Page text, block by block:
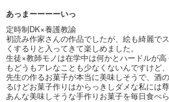
あっまーーーーいっ
定時制DK×養護教諭
初読み作家さんの作品でしたが、絵も綺麗で
くするりと入ってきて楽しめました。
生徒×教師モノは在学中は何かとハードルが
もどうもアレなことも少なくないんですけど
先生の作るお菓子が本当に美味しそうで、酒
るけどお菓子作りはからっきしダメな私には
あんな美味しそうな手作りお菓子を毎日食べ